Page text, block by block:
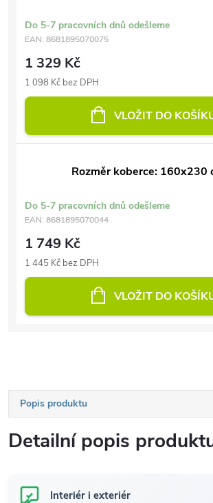
Do 5-7 pracovních dnů odešleme
EAN: 8681895070075
1 329 Kč
1 098 Kč bez DPH
VLOŽIT DO
Rozměr koberce: 160x230
Do 5-7 pracovních dnů odešleme
EAN: 8681895070044
1 749 Kč
1 445 Kč bez DPH
VLOŽIT DO
Popis produktu
Detailní popis
Interiér i exteriér